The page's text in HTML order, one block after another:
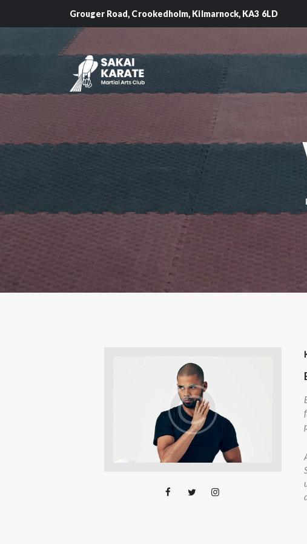
Grouger Road, Crookedholm, Kilmarnock, KA3 6LDHOME
BLOG